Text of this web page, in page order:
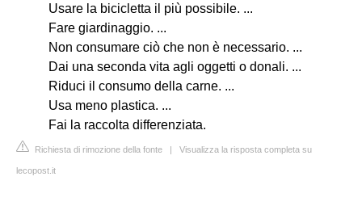
Usare la bicicletta il più possibile. ...
Fare giardinaggio. ...
Non consumare ciò che non è necessario. ...
Dai una seconda vita agli oggetti o donali. ...
Riduci il consumo della carne. ...
Usa meno plastica. ...
Fai la raccolta differenziata.
Richiesta di rimozione della fonte | Visualizza la risposta completa su
lecopost.it